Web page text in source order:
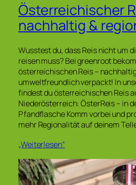
Österreichischer
nachhaltig &
Wusstest du, dass Reis nicht um
reisen muss? Bei greenroot
österreichischen Reis –
umweltfreundlich verpackt! In
findest du österreichischen Reis
Niederösterreich: ÖsterReis – in
Pfandflasche Komm vorbei und
mehr Regionalität auf deinem
„Weiterlesen“